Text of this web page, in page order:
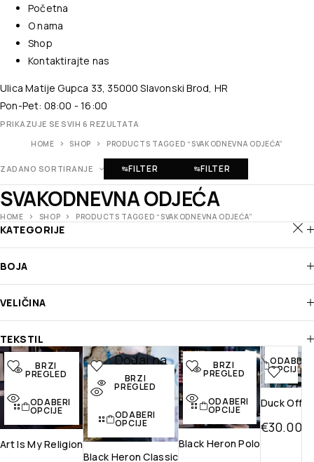
Početna
O nama
Shop
Kontaktirajte nas
Ulica Matije Gupca 33, 35000 Slavonski Brod, HR
Pon-Pet: 08:00 - 16:00
PRIKAZUJE SE SVIH 6 REZULTATA
HOME SHOP PRODUCTS TAGGED “SVAKODNEVNA ODJEĆA”
ZADANO SORTIRANJE FILTER FILTER
SVAKODNEVNA ODJEĆA
HOME SHOP PRODUCTS TAGGED “SVAKODNEVNA ODJEĆA”
KATEGORIJE
BOJA
VELIČINA
TEKSTIL
Dodaj na
listu želja
pregled
BRZI
PREGLED
ODABERI
OPCIJE
Art Is My Religion
Dodaj na
listu želja
Brzi pregled
BRZI
PREGLED
ODABERI
OPCIJE
Black Heron Classic
Dodaj na
listu želja
pregled
BRZI
PREGLED
ODABERI
OPCIJE
Black Heron Polo
na
BRZI
ODABERI
OPCIJE
Duck Off
€30.00